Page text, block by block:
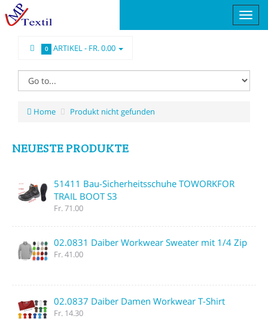
0 ARTIKEL - FR. 0.00
Home Produkt nicht gefunden
NEUESTE PRODUKTE
51411 Bau-Sicherheitsschuhe TOWORKFOR
TRAIL BOOT S3
Fr. 71.00
02.0831 Daiber Workwear Sweater mit 1/4 Zip
Fr. 41.00
02.0837 Daiber Damen Workwear T-Shirt
Fr. 14.30